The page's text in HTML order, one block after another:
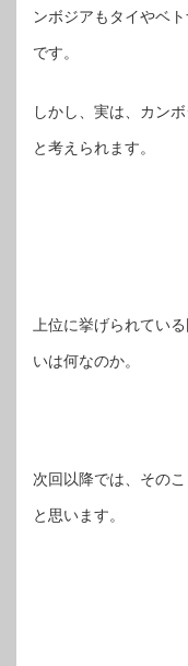
ンボジアもタイやベ
です。
しかし、実は、カン
と考えられます。
上位に挙げられてい
いは何なのか。
次回以降では、その
と思います。